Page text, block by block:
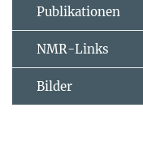
Publikationen
NMR-Links
Bilder